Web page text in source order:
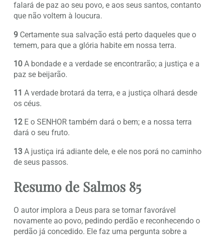
falará de paz ao seu povo, e aos seus santos, contanto
que não voltem à loucura.
9 Certamente sua salvação está perto daqueles que o
temem, para que a glória habite em nossa terra.
10 A bondade e a verdade se encontrarão; a justiça e a
paz se beijarão.
11 A verdade brotará da terra, e a justiça olhará desde
os céus.
12 E o SENHOR também dará o bem; e a nossa terra
dará o seu fruto.
13 A justiça irá adiante dele, e ele nos porá no caminho
de seus passos.
Resumo de Salmos 85
O autor implora a Deus para se tornar favorável
novamente ao povo, pedindo perdão e reconhecendo o
perdão já concedido. Ele faz uma pergunta sobre a